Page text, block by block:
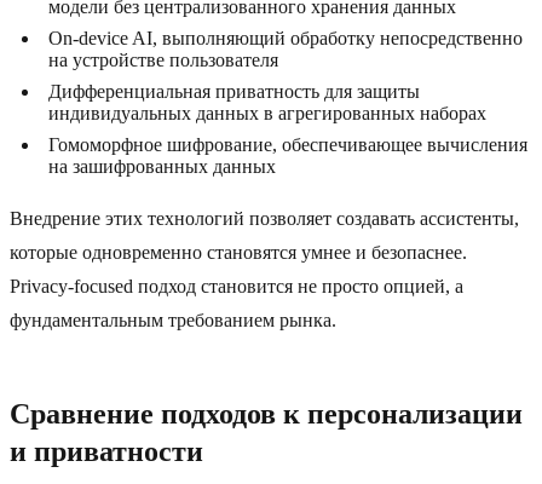
модели без централизованного хранения данных
On-device AI, выполняющий обработку непосредственно
на устройстве пользователя
Дифференциальная приватность для защиты
индивидуальных данных в агрегированных наборах
Гомоморфное шифрование, обеспечивающее вычисления
на зашифрованных данных
Внедрение этих технологий позволяет создавать ассистенты,
которые одновременно становятся умнее и безопаснее.
Privacy-focused подход становится не просто опцией, а
фундаментальным требованием рынка.
Сравнение подходов к персонализации
и приватности